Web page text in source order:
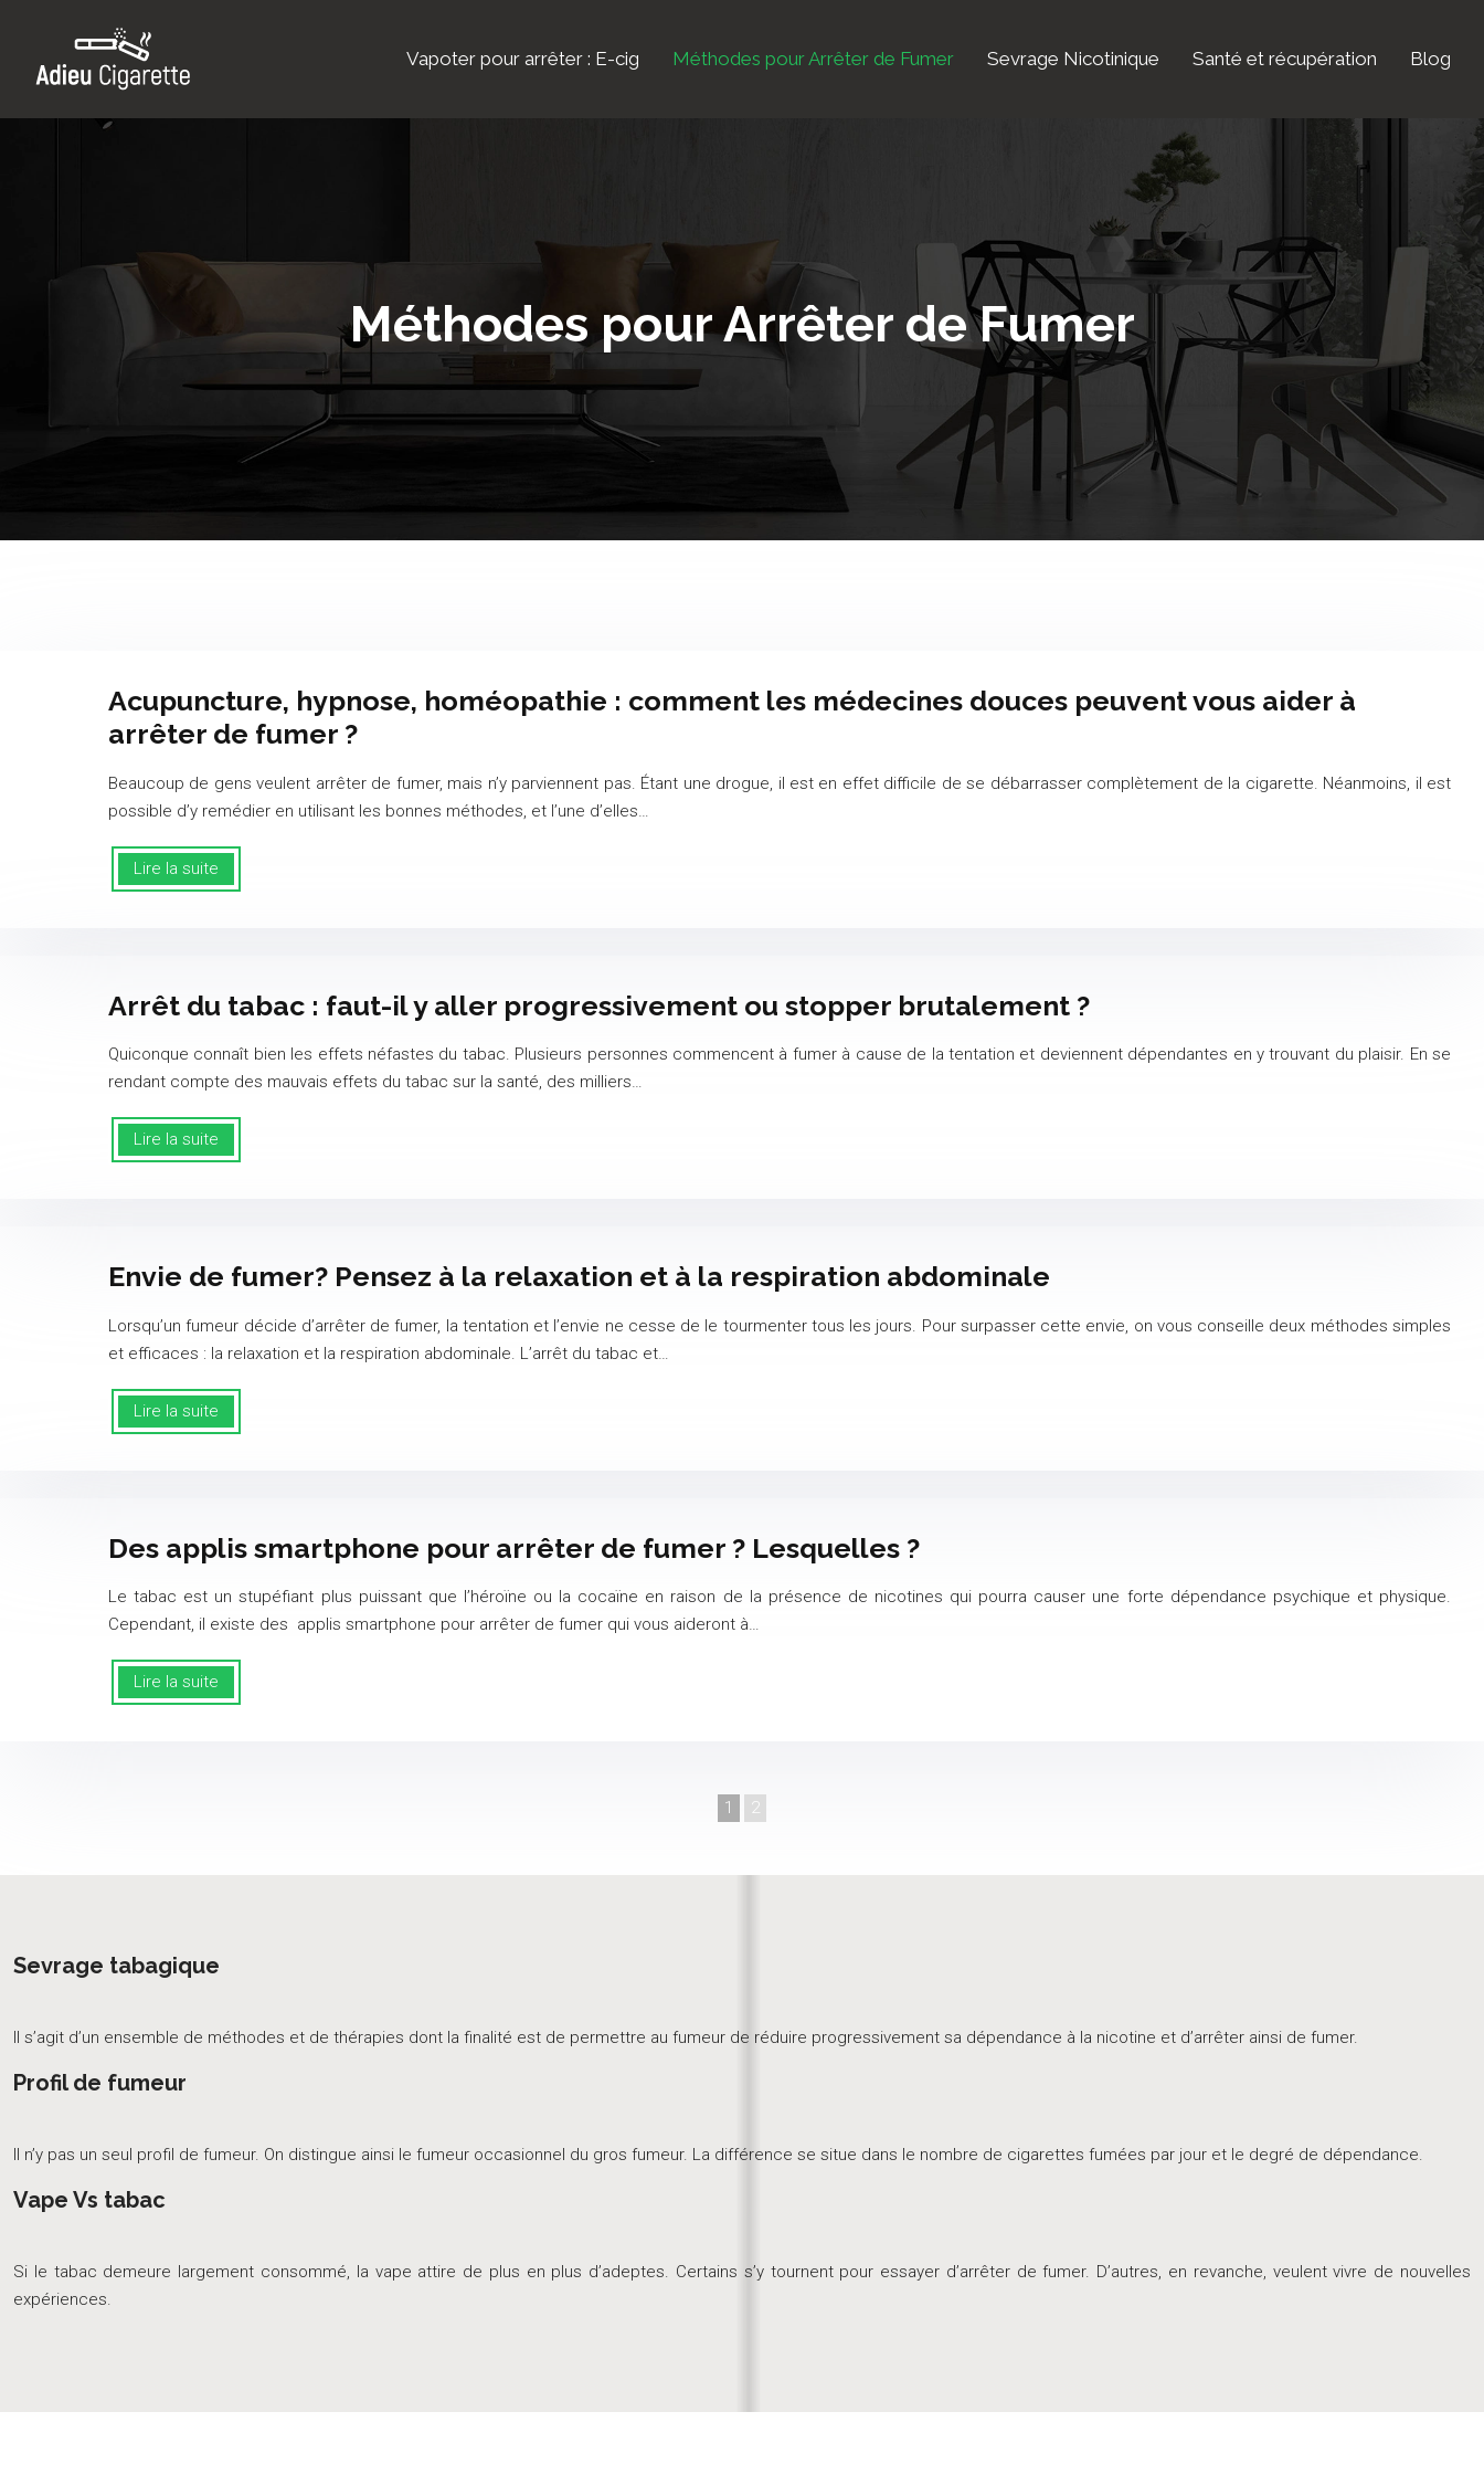
Vapoter pour arrêter : E-cig Méthodes pour Arrêter de Fumer Sevrage Nicotinique Santé et récupération Blog
Méthodes pour Arrêter de Fumer
Acupuncture, hypnose, homéopathie : comment les médecines douces peuvent vous aider à
arrêter de fumer ?
Beaucoup de gens veulent arrêter de fumer, mais n’y parviennent pas. Étant une drogue, il est en effet difficile de se débarrasser complètement de la cigarette. Néanmoins, il est
possible d’y remédier en utilisant les bonnes méthodes, et l’une d’elles…
Lire la suite
Arrêt du tabac : faut-il y aller progressivement ou stopper brutalement ?
Quiconque connaît bien les effets néfastes du tabac. Plusieurs personnes commencent à fumer à cause de la tentation et deviennent dépendantes en y trouvant du plaisir. En se
rendant compte des mauvais effets du tabac sur la santé, des milliers…
Lire la suite
Envie de fumer? Pensez à la relaxation et à la respiration abdominale
Lorsqu’un fumeur décide d’arrêter de fumer, la tentation et l’envie ne cesse de le tourmenter tous les jours. Pour surpasser cette envie, on vous conseille deux méthodes simples
et efficaces : la relaxation et la respiration abdominale. L’arrêt du tabac et…
Lire la suite
Des applis smartphone pour arrêter de fumer ? Lesquelles ?
Le tabac est un stupéfiant plus puissant que l’héroïne ou la cocaïne en raison de la présence de nicotines qui pourra causer une forte dépendance psychique et physique.
Cependant, il existe des applis smartphone pour arrêter de fumer qui vous aideront à…
Lire la suite
1 2
Sevrage tabagique
Il s’agit d’un ensemble de méthodes et de thérapies dont la finalité est de permettre au fumeur de réduire progressivement sa dépendance à la nicotine et d’arrêter ainsi de fumer.
Profil de fumeur
Il n’y pas un seul profil de fumeur. On distingue ainsi le fumeur occasionnel du gros fumeur. La différence se situe dans le nombre de cigarettes fumées par jour et le degré de dépendance.
Vape Vs tabac
Si le tabac demeure largement consommé, la vape attire de plus en plus d’adeptes. Certains s’y tournent pour essayer d’arrêter de fumer. D’autres, en revanche, veulent vivre de nouvelles
expériences.